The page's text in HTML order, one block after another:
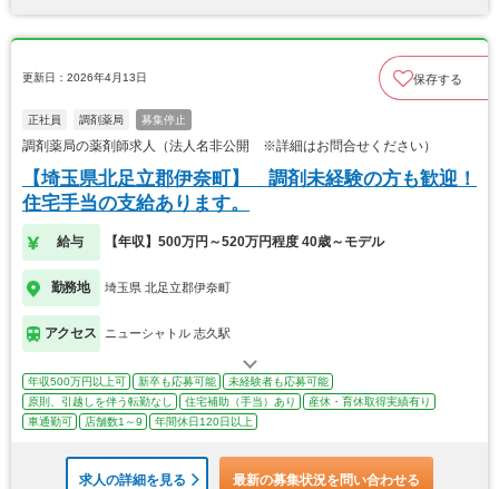
更新日：2026年4月13日 保存する
正社員 調剤薬局 募集停止
調剤薬局の薬剤師求人（法人名非公開 ※詳細はお問合せください）
【埼玉県北足立郡伊奈町】 調剤未経験の方も歓迎！
住宅手当の支給あります。
給与 【年収】500万円～520万円程度 40歳～モデル
勤務地 埼玉県 北足立郡伊奈町
アクセス ニューシャトル 志久駅
年収500万円以上可 新卒も応募可能
未経験者も応募可能
原則、引越しを伴う転勤なし
住宅補助（手当）あり
産休・育休取得実績有り
車通勤可
店舗数1～9 年間休日120日以上
求人の詳細を見る 最新の募集状況を問い合わせる